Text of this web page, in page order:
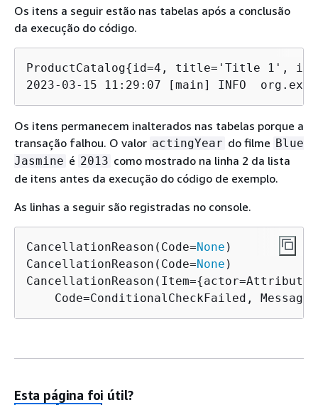
Os itens a seguir estão nas tabelas após a conclusão
da execução do código.
ProductCatalog{id=4, title='Title 1',
2023-03-15 11:29:07 [main] INFO
Os itens permanecem inalterados nas tabelas porque a
transação falhou. O valor actingYear do filme Blue
Jasmine é 2013 como mostrado na linha 2 da lista
de itens antes da execução do código de exemplo.
As linhas a seguir são registradas no console.
CancellationReason(Code=None )
CancellationReason(Code=None )
CancellationReason(Item={
Code=ConditionalCheckFailed,
Esta página foi útil?